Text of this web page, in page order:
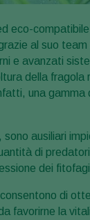
eco-
al suo
e avanzati
della fragola
una gamma
sono ausiliari
di
dei
di
favorirne la